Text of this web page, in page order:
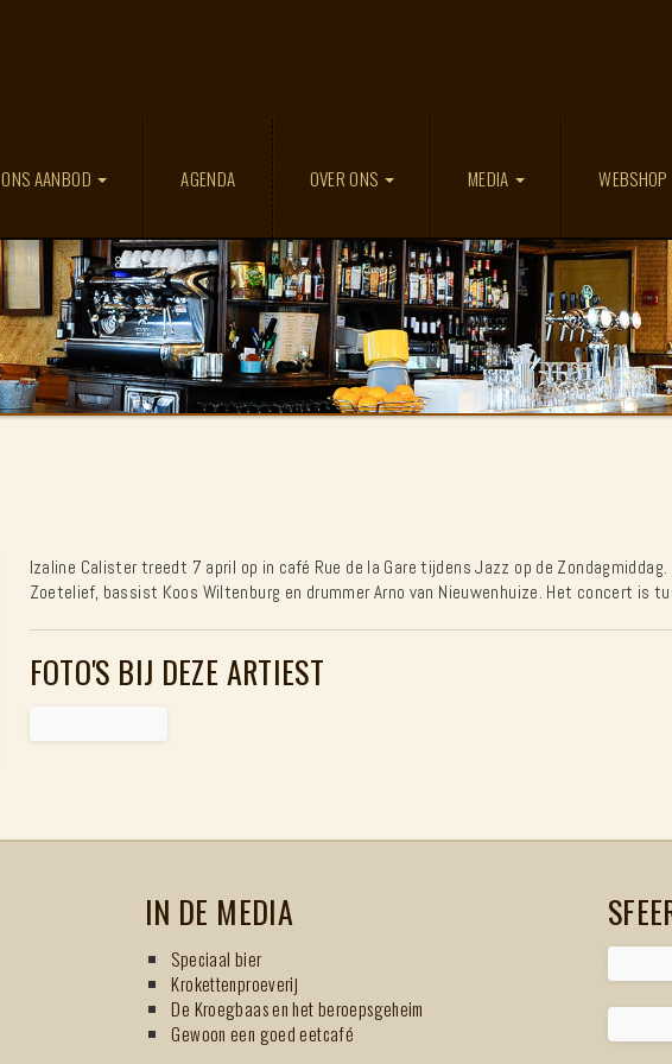
ONS AANBOD AGENDA OVER ONS MEDIA WEBSHOP
Izaline Calister treedt 7 april op in café Rue de la Gare tijdens Jazz op de
Zoetelief, bassist Koos Wiltenburg en drummer Arno van Nieuwenhuize. Het concert is
FOTO'S BIJ DEZE ARTIEST
IN DE MEDIA
Speciaal bier
Krokettenproeverij
De Kroegbaas en het beroepsgeheim
Gewoon een goed eetcafé